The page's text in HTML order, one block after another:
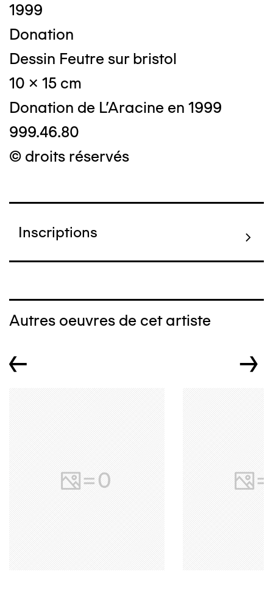
1999
Donation
Dessin Feutre sur bristol
10 x 15 cm
Donation de L'Aracine en 1999
999.46.80
© droits réservés
Inscriptions
Autres oeuvres de cet artiste
← →